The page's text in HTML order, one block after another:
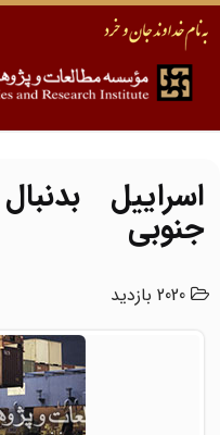
اسراییل
جنوبی
2020 بازدید